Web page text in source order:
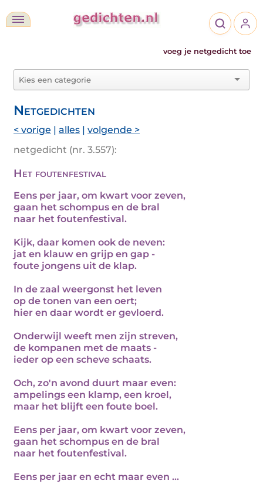
voeg je netgedicht toe
Netgedichten
< vorige | alles | volgende >
netgedicht (nr. 3.557):
Het foutenfestival
Eens per jaar, om kwart voor zeven,
gaan het schompus en de bral
naar het foutenfestival.
Kijk, daar komen ook de neven:
jat en klauw en grijp en gap -
foute jongens uit de klap.
In de zaal weergonst het leven
op de tonen van een oert;
hier en daar wordt er gevloerd.
Onderwijl weeft men zijn streven,
de kompanen met de maats -
ieder op een scheve schaats.
Och, zo'n avond duurt maar even:
ampelings een klamp, een kroel,
maar het blijft een foute boel.
Eens per jaar, om kwart voor zeven,
gaan het schompus en de bral
naar het foutenfestival.
Eens per jaar en echt maar even ...